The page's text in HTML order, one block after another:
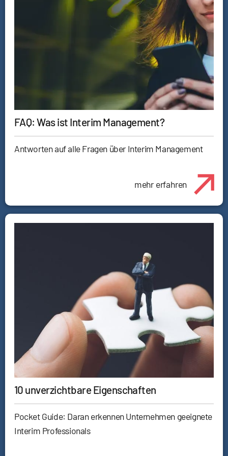
FAQ: Was ist Interim Management?
Antworten auf alle Fragen über Interim Management
mehr erfahren
10 unverzichtbare Eigenschaften
Pocket Guide: Daran erkennen Unternehmen geeignete
Interim Professionals